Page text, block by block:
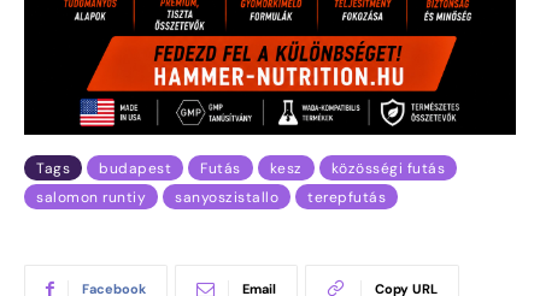
Tags budapest Futás kesz
közösségi futás
salomon runtiy
sanyoszistallo terepfutás
Facebook Email Copy URL